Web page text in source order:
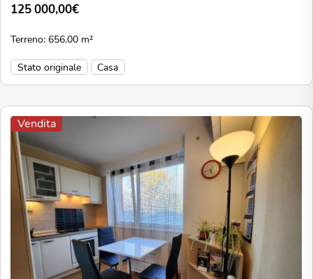
125 000,00€
Terreno: 656.00 m²
Stato originale
Casa
Vendita